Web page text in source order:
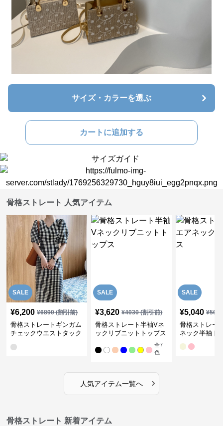
サイズ・カラーを選ぶ
カートに追加する
骨格ストレート 人気アイテム
SALE
¥6,200 ¥6890(割引前)
骨格ストレートギンガム
チェックウエストタック
SALE
¥3,620 ¥4030(割引前)
骨格ストレート半袖Vネ
ックリブニットトップス
全7
色
SALE
¥5,040 ¥
骨格ストレー
ネック半袖ト
人気アイテム一覧へ ›
骨格ストレート 新着アイテム